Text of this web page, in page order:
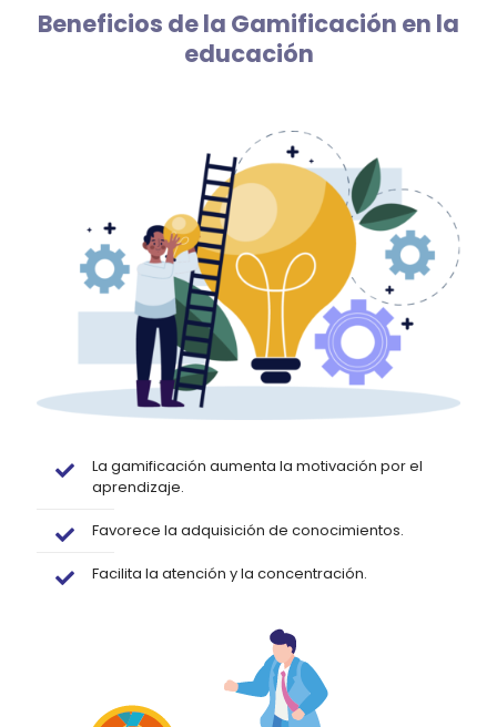
Beneficios de la Gamificación en la
educación
La gamificación aumenta la motivación por el
aprendizaje.
Favorece la adquisición de conocimientos.
Facilita la atención y la concentración.